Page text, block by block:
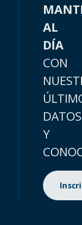
AL
DÍA
CON
DATOS
Y